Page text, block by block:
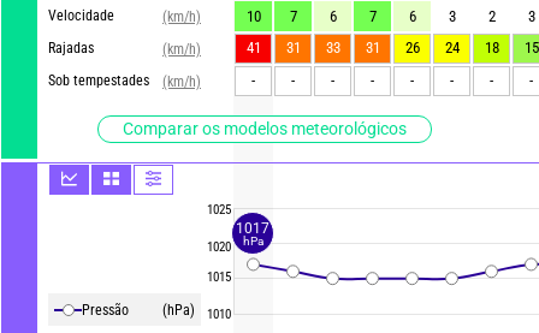
Velocidade
(km/h)
Rajadas
(km/h)
Sob tempestades
(km/h)
Comparar os modelos meteorológicos
Pressão (hPa)
1025
1020
1015
1010
10
7 6 7 6 3 2
3
41
31 33 31 26 24 18
15
-
- - - - - - -
1017
hPa